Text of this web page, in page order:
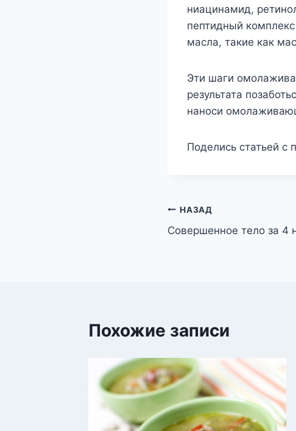
ниацинамид,
пептидный
масла, такие как
Эти шаги
результата
наноси
Поделись статьей с
Навигация
по
НАЗАД
Совершенное тело за 4
Похожие записи